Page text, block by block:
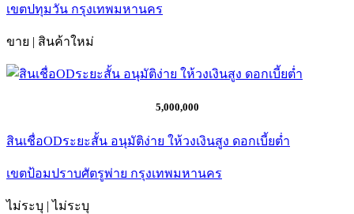
เขตปทุมวัน กรุงเทพมหานคร
ขาย | สินค้าใหม่
5,000,000
สินเชื่อODระยะสั้น อนุมัติง่าย ให้วงเงินสูง ดอกเบี้ยต่ำ
เขตป้อมปราบศัตรูพ่าย กรุงเทพมหานคร
ไม่ระบุ | ไม่ระบุ